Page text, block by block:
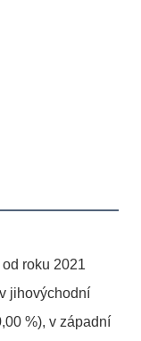
roku 2021
jihovýchodní
%), v západní